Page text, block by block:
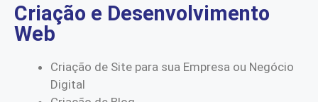
Criação e Desenvolvimento
Web
Criação de Site para sua Empresa ou Negócio
Digital